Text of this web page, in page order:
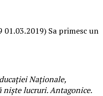
Sa primesc un
Naționale,
niște lucruri. Antagonice.